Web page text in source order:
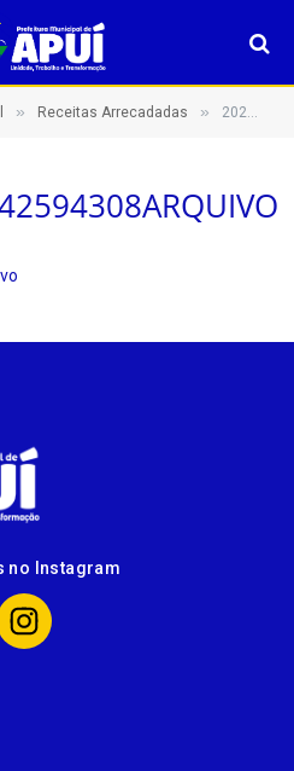
» Receitas Arrecadadas » 2023020714342594308arquivo
no Instagram